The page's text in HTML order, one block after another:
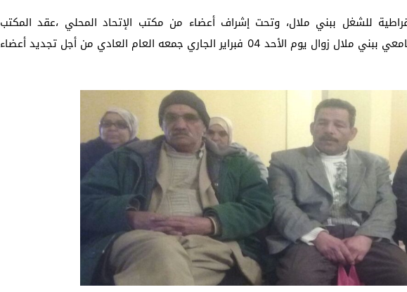
للشغل ببني ملال، وتحت إشراف أعضاء من مكتب الإتحاد المحلي ،عقد المكتب
النقابي المحلي للحي الجامعي ببني ملال زوال يوم الأحد 04 فبراير الجاري جمعه العام العادي من أجل تجديد أعضاء